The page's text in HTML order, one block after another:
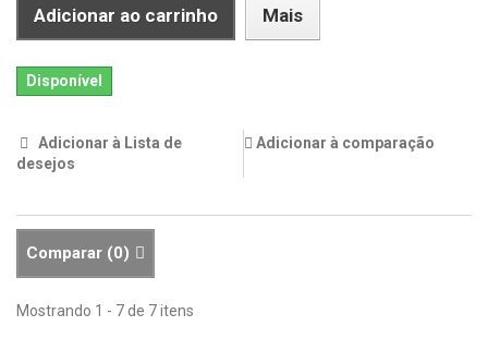
Adicionar ao carrinho Mais
Disponível
Adicionar à Lista de
desejos
Adicionar à comparação
Comparar (0)
Mostrando 1 - 7 de 7 itens